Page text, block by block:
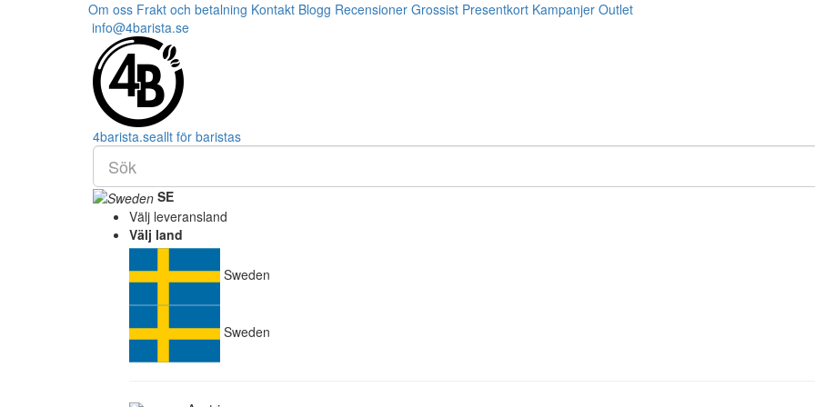
Om oss Frakt och betalning Kontakt Blogg Recensioner Grossist Presentkort Kampanjer Outlet
info@4barista.se
4barista.seallt för baristas
SE
Välj leveransland
Välj land
Sweden
Sweden